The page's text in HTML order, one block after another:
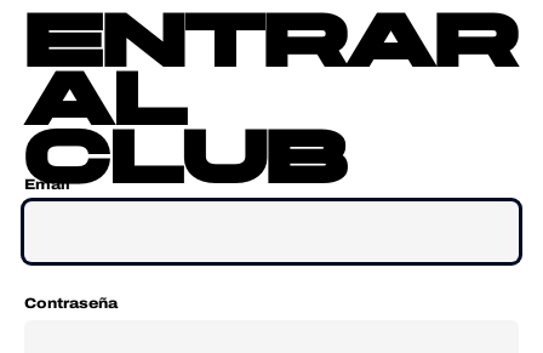
entrar
al
club
Email
Contraseña